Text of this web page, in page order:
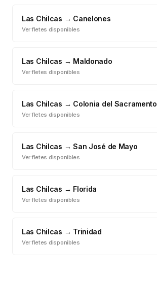
Las Chilcas → Canelones
Ver fletes disponibles
Las Chilcas → Maldonado
Ver fletes disponibles
Las Chilcas → Colonia del Sacramento
Ver fletes disponibles
Las Chilcas →San José de Mayo
Ver fletes disponibles
Las Chilcas → Florida
Ver fletes disponibles
Las Chilcas → Trinidad
Ver fletes disponibles